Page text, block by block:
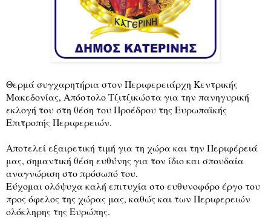
Θερμά συγχαρητήρια στον Περιφερειάρχη Κεντρικής
Μακεδονίας, Απόστολο Τζιτζικώστα για την πανηγυρική
εκλογή του στη θέση του Προέδρου της Ευρωπαϊκής
Επιτροπής Περιφερειών.
Αποτελεί εξαιρετική τιμή για τη χώρα και την Περιφέρειά
μας, σημαντική θέση ευθύνης για τον ίδιο και σπουδαία
αναγνώριση στο πρόσωπό του.
Εύχομαι ολόψυχα καλή επιτυχία στο ευθυνοφόρο έργο του
προς όφελος της χώρας μας, καθώς και των Περιφερειών
ολόκληρης της Ευρώπης.